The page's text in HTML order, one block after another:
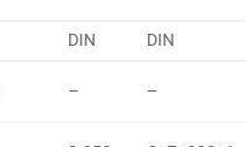
DIN DIN
– –